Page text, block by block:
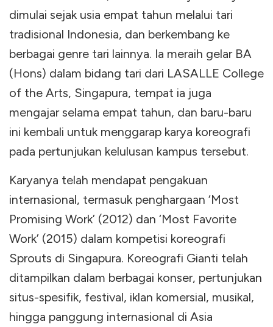
dimulai sejak usia empat tahun melalui tari
tradisional Indonesia, dan berkembang ke
berbagai genre tari lainnya. Ia meraih gelar BA
(Hons) dalam bidang tari dari LASALLE College
of the Arts, Singapura, tempat ia juga
mengajar selama empat tahun, dan baru-baru
ini kembali untuk menggarap karya koreografi
pada pertunjukan kelulusan kampus tersebut.
Karyanya telah mendapat pengakuan
internasional, termasuk penghargaan ‘Most
Promising Work’ (2012) dan ‘Most Favorite
Work’ (2015) dalam kompetisi koreografi
Sprouts di Singapura. Koreografi Gianti telah
ditampilkan dalam berbagai konser, pertunjukan
situs-spesifik, festival, iklan komersial, musikal,
hingga panggung internasional di Asia